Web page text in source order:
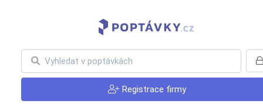
Registrace firmy